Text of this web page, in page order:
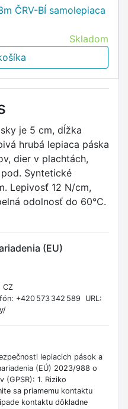
ČRV-BÍ samolepiaca
Skladom
je 5 cm, dĺžka
hrubá lepiaca páska
dier v plachtách,
Syntetické
Lepivosť 12 N/cm,
odolnosť do 60°C.
(EU)
CZ
+420 573 342 589 URL:
lepiacich pások a
(EÚ) 2023/988 o
(GPSR): 1. Riziko
sa priamemu kontaktu
kontaktu dôkladne